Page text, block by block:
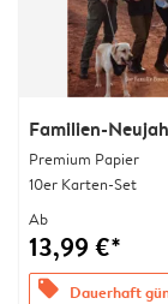
Familien-
Premium Papier
10er Karten-Set
Ab
13,99 €*
offers Dauerhaft